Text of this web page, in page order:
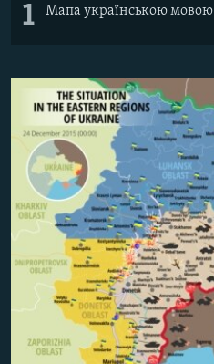
1 Мапа українською мовою